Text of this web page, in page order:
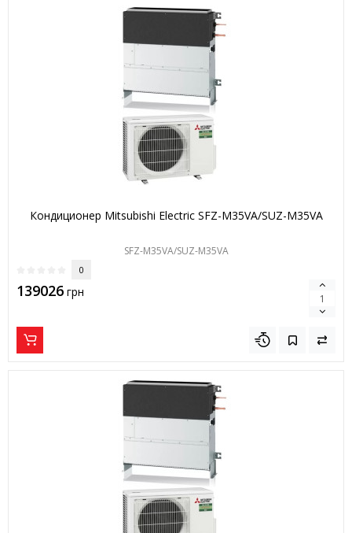
Кондиционер Mitsubishi Electric SFZ-M35VA/SUZ-M35VA
SFZ-M35VA/SUZ-M35VA
0
139026 грн